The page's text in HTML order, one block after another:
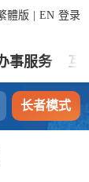
登录
體版 EN
事服务 互
长者模式